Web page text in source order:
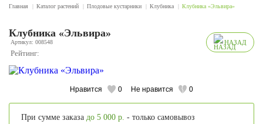
Главная Каталог растений Плодовые кустарники Клубника Клубника «Эльвира»
Клубника «Эльвира»
Артикул: 008548
Рейтинг:
НАЗАД
Нравится 0 Не нравится 0
При сумме заказа до 5 000 р. - только самовывоз